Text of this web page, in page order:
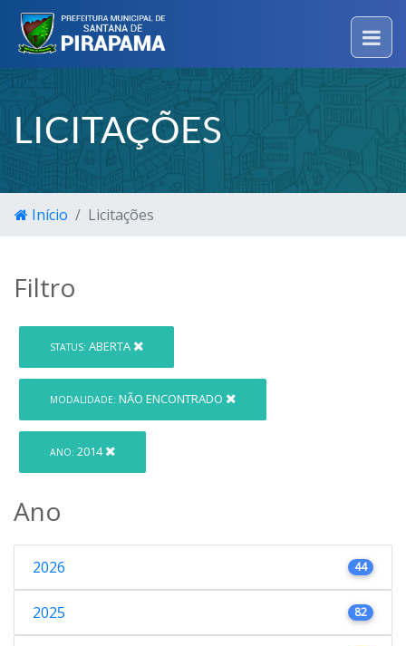
LICITAÇÕES
Início Licitações
Filtro
STATUS: ABERTA
MODALIDADE: NÃO ENCONTRADO
ANO: 2014
Ano
2026 44
2025 82